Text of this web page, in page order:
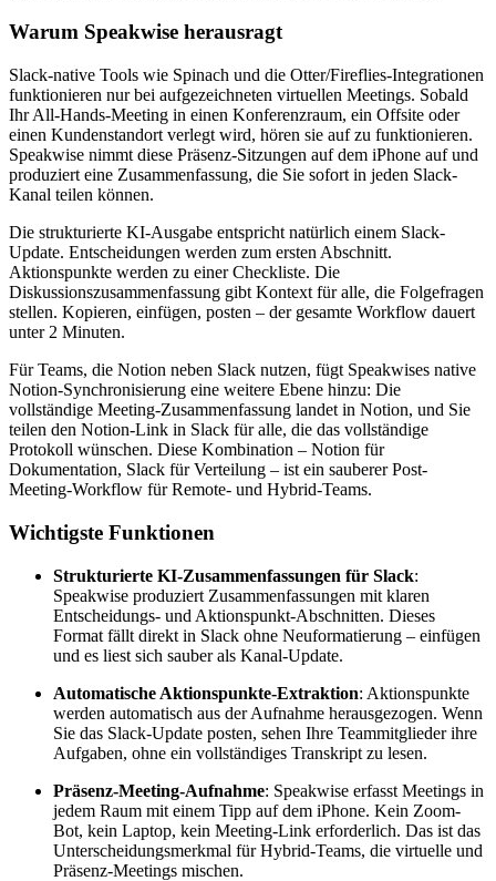
Warum Speakwise herausragt
Slack-native Tools wie Spinach und die Otter/Fireflies-Integrationen
funktionieren nur bei aufgezeichneten virtuellen Meetings. Sobald
Ihr All-Hands-Meeting in einen Konferenzraum, ein Offsite oder
einen Kundenstandort verlegt wird, hören sie auf zu funktionieren.
Speakwise nimmt diese Präsenz-Sitzungen auf dem iPhone auf und
produziert eine Zusammenfassung, die Sie sofort in jeden Slack-
Kanal teilen können.
Die strukturierte KI-Ausgabe entspricht natürlich einem Slack-
Update. Entscheidungen werden zum ersten Abschnitt.
Aktionspunkte werden zu einer Checkliste. Die
Diskussionszusammenfassung gibt Kontext für alle, die Folgefragen
stellen. Kopieren, einfügen, posten – der gesamte Workflow dauert
unter 2 Minuten.
Für Teams, die Notion neben Slack nutzen, fügt Speakwises native
Notion-Synchronisierung eine weitere Ebene hinzu: Die
vollständige Meeting-Zusammenfassung landet in Notion, und Sie
teilen den Notion-Link in Slack für alle, die das vollständige
Protokoll wünschen. Diese Kombination – Notion für
Dokumentation, Slack für Verteilung – ist ein sauberer Post-
Meeting-Workflow für Remote- und Hybrid-Teams.
Wichtigste Funktionen
Strukturierte KI-Zusammenfassungen für Slack:
Speakwise produziert Zusammenfassungen mit klaren
Entscheidungs- und Aktionspunkt-Abschnitten. Dieses
Format fällt direkt in Slack ohne Neuformatierung – einfügen
und es liest sich sauber als Kanal-Update.
Automatische Aktionspunkte-Extraktion: Aktionspunkte
werden automatisch aus der Aufnahme herausgezogen. Wenn
Sie das Slack-Update posten, sehen Ihre Teammitglieder ihre
Aufgaben, ohne ein vollständiges Transkript zu lesen.
Präsenz-Meeting-Aufnahme: Speakwise erfasst Meetings in
jedem Raum mit einem Tipp auf dem iPhone. Kein Zoom-
Bot, kein Laptop, kein Meeting-Link erforderlich. Das ist das
Unterscheidungsmerkmal für Hybrid-Teams, die virtuelle und
Präsenz-Meetings mischen.